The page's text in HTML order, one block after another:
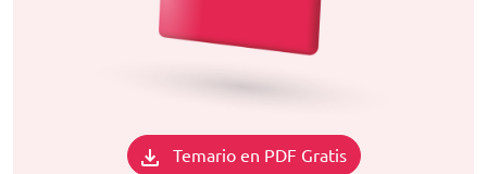
Temario en PDF Gratis